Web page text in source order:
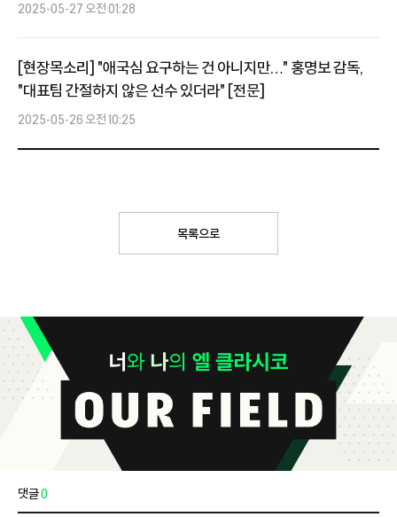
2025-05-27 오전 01:28
[현장목소리] "애국심 요구하는 건 아니지만…" 홍명보 감독,
"대표팀 간절하지 않은 선수 있더라" [전문]
2025-05-26 오전 10:25
목록으로
댓글0